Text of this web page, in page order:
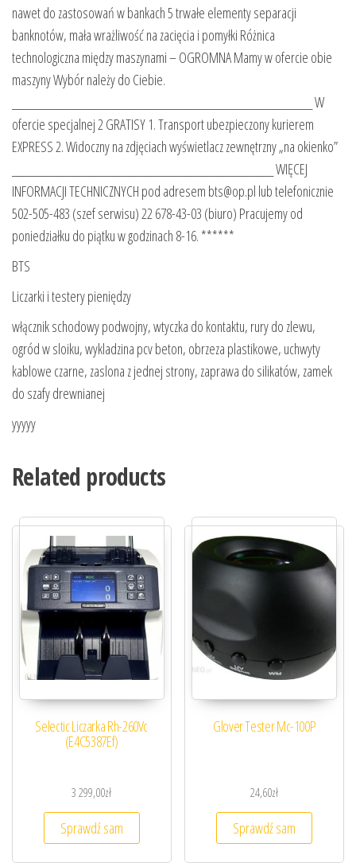
nawet do zastosowań w bankach 5 trwałe elementy separacji
banknotów, mała wrażliwość na zacięcia i pomyłki Różnica
technologiczna między maszynami – OGROMNA Mamy w ofercie obie
maszyny Wybór należy do Ciebie.
______________________________________________________ W
ofercie specjalnej 2 GRATISY 1. Transport ubezpieczony kurierem
EXPRESS 2. Widoczny na zdjęciach wyświetlacz zewnętrzny „na okienko”
_______________________________________________ WIĘCEJ
INFORMACJI TECHNICZNYCH pod adresem bts@op.pl lub telefonicznie
502-505-483 (szef serwisu) 22 678-43-03 (biuro) Pracujemy od
poniedziałku do piątku w godzinach 8-16. ******
BTS
Liczarki i testery pieniędzy
włącznik schodowy podwojny, wtyczka do kontaktu, rury do zlewu,
ogród w sloiku, wykladzina pcv beton, obrzeza plastikowe, uchwyty
kablowe czarne, zaslona z jednej strony, zaprawa do silikatów, zamek
do szafy drewnianej
yyyyy
Related products
Selectic Liczarka Rh-260Vc
(E4C5387Ef)
3 299,00zł
Sprawdź sam
Glover Tester Mc-100P
24,60zł
Sprawdź sam